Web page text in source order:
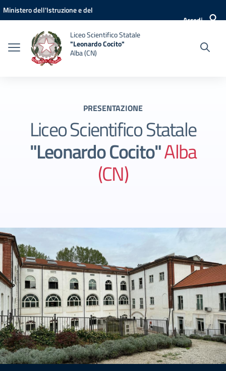
Vai ai contenuti
Vai al menu di navigazione
Vai al footer
Ministero dell'Istruzione e del
Accedi
Liceo Scientifico Statale
"Leonardo Cocito"
Alba (CN)
PRESENTAZIONE
Liceo Scientifico Statale
"Leonardo Cocito"Alba
(CN)